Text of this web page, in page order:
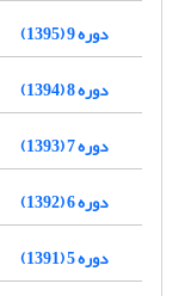
دوره 9 (1395)
دوره 8 (1394)
دوره 7 (1393)
دوره 6 (1392)
دوره 5 (1391)